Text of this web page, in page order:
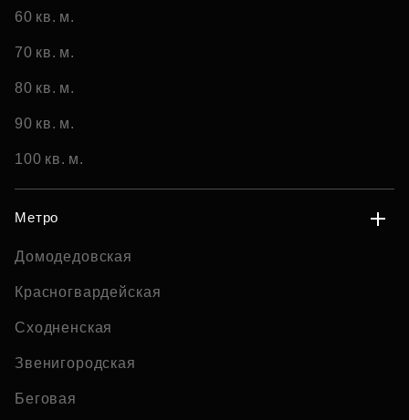
60 кв. м.
70 кв. м.
80 кв. м.
90 кв. м.
100 кв. м.
Метро
Домодедовская
Красногвардейская
Сходненская
Звенигородская
Беговая